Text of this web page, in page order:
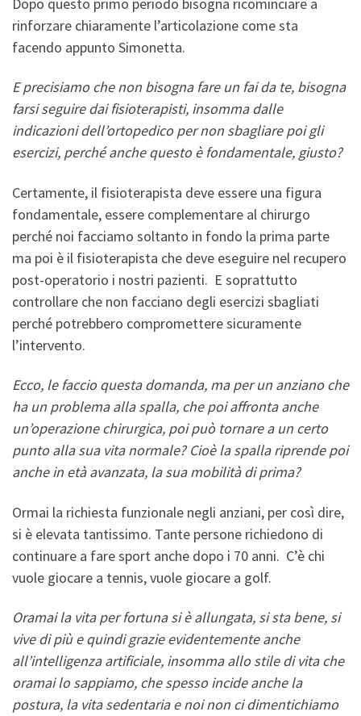
rinforzare chiaramente l’articolazione come sta
facendo appunto Simonetta.
E precisiamo che non bisogna fare un fai da te, bisogna
farsi seguire dai fisioterapisti, insomma dalle
indicazioni dell’ortopedico per non sbagliare poi gli
esercizi, perché anche questo è fondamentale, giusto?
Certamente, il fisioterapista deve essere una figura
fondamentale, essere complementare al chirurgo
perché noi facciamo soltanto in fondo la prima parte
ma poi è il fisioterapista che deve eseguire nel recupero
post-operatorio i nostri pazienti. E soprattutto
controllare che non facciano degli esercizi sbagliati
perché potrebbero compromettere sicuramente
l’intervento.
Ecco, le faccio questa domanda, ma per un anziano che
ha un problema alla spalla, che poi affronta anche
un’operazione chirurgica, poi può tornare a un certo
punto alla sua vita normale? Cioè la spalla riprende poi
anche in età avanzata, la sua mobilità di prima?
Ormai la richiesta funzionale negli anziani, per così dire,
si è elevata tantissimo. Tante persone richiedono di
continuare a fare sport anche dopo i 70 anni. C’è chi
vuole giocare a tennis, vuole giocare a golf.
Oramai la vita per fortuna si è allungata, si sta bene, si
vive di più e quindi grazie evidentemente anche
all’intelligenza artificiale, insomma allo stile di vita che
oramai lo sappiamo, che spesso incide anche la
postura, la vita sedentaria e noi non ci dimentichiamo